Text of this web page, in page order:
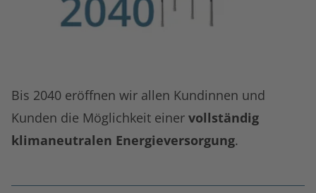
Bis 2040 eröffnen wir allen Kundinnen und
Kunden die Möglichkeit einer vollständig
klimaneutralen Energieversorgung.